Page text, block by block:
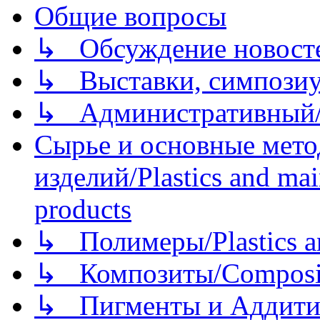
Общие вопросы
↳ Обсуждение
↳ Выставки,
↳
Сырье и основные
изделий/Plastics and
products
↳ Полимеры/Plastics
↳ Композиты/
↳ Пигменты и